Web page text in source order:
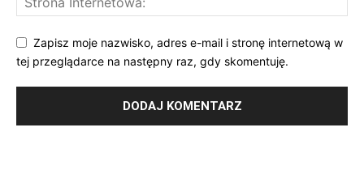
Zapisz moje nazwisko, adres e-mail i stronę internetową w
tej przeglądarce na następny raz, gdy skomentuję.